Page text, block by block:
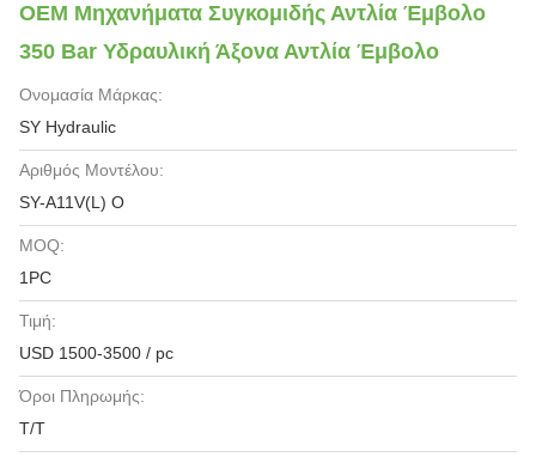
OEM Μηχανήματα Συγκομιδής Αντλία Έμβολο
350 Bar Υδραυλική Άξονα Αντλία Έμβολο
Ονομασία Μάρκας:
SY Hydraulic
Αριθμός Μοντέλου:
SY-A11V(L) O
MOQ:
1PC
Τιμή:
USD 1500-3500 / pc
Όροι Πληρωμής:
Τ/Τ